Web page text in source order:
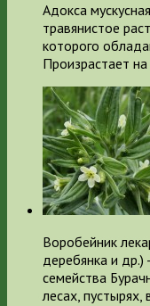
Адокса
травянистое
которого
Произрастает
Воробейник
деребянка и др.)
семейства
лесах,